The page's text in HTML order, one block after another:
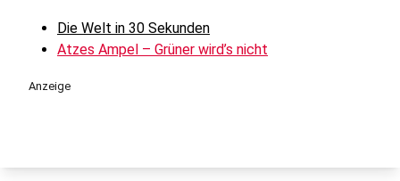
Die Welt in 30 Sekunden
Atzes Ampel – Grüner wird’s nicht
Anzeige